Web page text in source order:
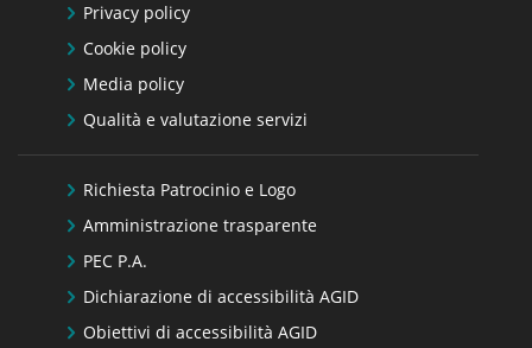
Privacy policy
Cookie policy
Media policy
Qualità e valutazione servizi
Richiesta Patrocinio e Logo
Amministrazione trasparente
PEC P.A.
Dichiarazione di accessibilità AGID
Obiettivi di accessibilità AGID